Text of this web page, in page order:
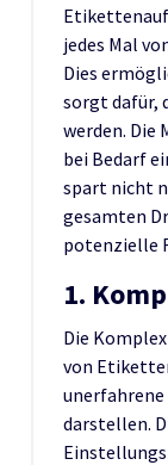
jedes Mal
Dies
sorgt dafür,
werden. Die
bei Bedarf
spart nicht
gesamten
potenzielle
1.
Die
von
darstellen.